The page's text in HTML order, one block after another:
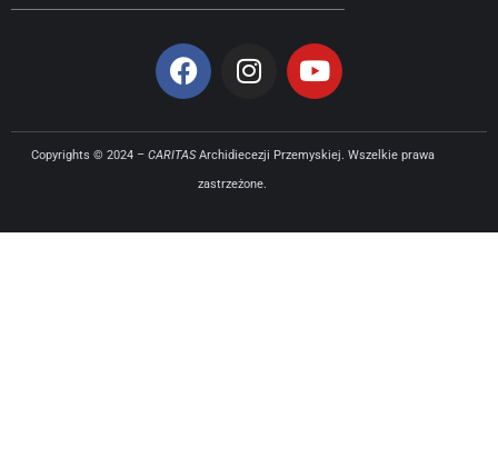
Copyrights © 2024 – CARITASArchidiecezji Przemyskiej. Wszelkie prawa
zastrzeżone.